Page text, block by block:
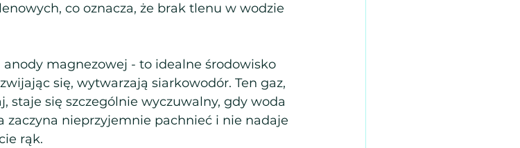
co oznacza, że brak tlenu w wodzie
magnezowej - to idealne środowisko
się, wytwarzają siarkowodór. Ten gaz,
staje się szczególnie wyczuwalny, gdy woda
zaczyna nieprzyjemnie pachnieć i nie nadaje
rąk.